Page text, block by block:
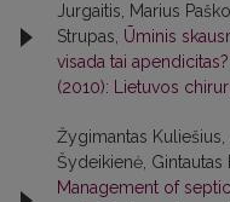
Jurgaitis, Marius
Strupas, Ūminis
visada tai apendicitas?
(2010): Lietuvos
Žygimantas Kuliešius,
Šydeikienė, Gintautas
Management of